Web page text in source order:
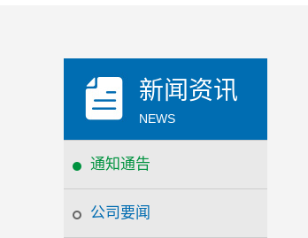
新闻资讯
NEWS
通知通告
公司要闻